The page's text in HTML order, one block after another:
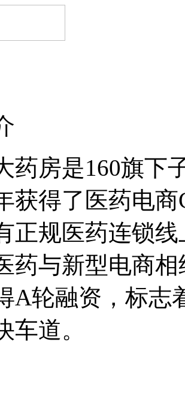
药房是160旗下
获得了医药电
正规医药连锁
药与新型电商
A轮融资，标志
车道。